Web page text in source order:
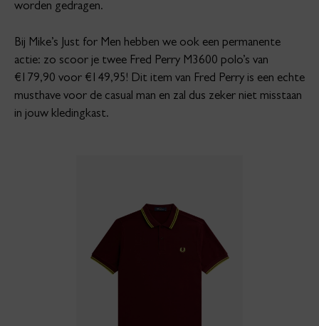
worden gedragen.
Bij Mike’s Just for Men hebben we ook een permanente
actie: zo scoor je twee Fred Perry M3600 polo’s van
€179,90 voor €149,95! Dit item van Fred Perry is een echte
musthave voor de casual man en zal dus zeker niet misstaan
in jouw kledingkast.